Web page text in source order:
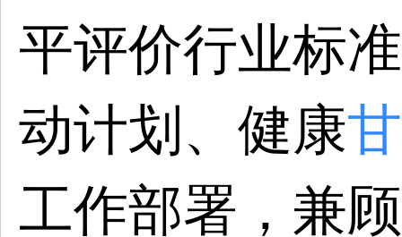
平评价行业标
动计划、健康
工作部署，兼